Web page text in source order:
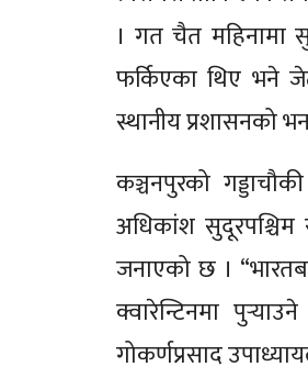
। गत चैत महिनामा
फर्किएका थिए भने
स्थानीय प्रशासनको
कञ्चनपुरको
अधिकांश सुदूरपश्चिम
जनाएको छ ।
क्वारेन्टिनमा
गोकर्णप्रसाद